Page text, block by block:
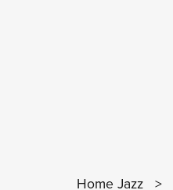
Home Jazz >